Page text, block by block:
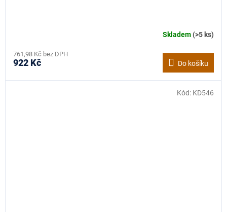
Skladem(>5 ks)
761,98 Kč bez DPH
922 Kč Do košíku
Kód: KD546